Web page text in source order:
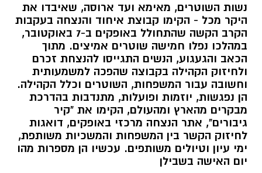
נשות השוטרים, מאימא ועד ארוסה, שאיבדו את
היקר מכל - הקימו קבוצת איחוד והנצחה בעקבות
הקרב הקשה שהתחולל באופקים ב-7 באוקטובר,
במהלכו נפלו חמישה שוטרים אמיצים. מתוך
הכאב והגעגוע, הנשים התגייסו להנצחת זכרם
ולחיזוק הקהילה בקבוצה שהפכה למשמעותית
וחשובה עבור המשפחות, השוטרים וכלל הקהילה.
הן נפגשות, יוזמות ופועלות, מתנדבות בהדרכת
מבקרים מהארץ ומהעולם, הקימו את "קיר
גיבורים", אתר הנצחה מרכזי באופקים, דואגות
לחיזוק הקשר בין המשפחות והמשכיות משותפת,
ימי עיון וטיולים משותפים. עכשיו הן מספרות מהו
יום האישה בשבילן